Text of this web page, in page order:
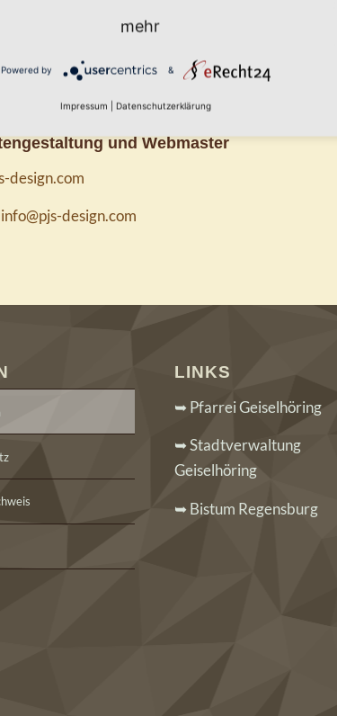
nicht bereit oder verpflichtet, an
teilzunehmen.
und Webmaster
design.com
info@pjs-design.com
LINKS
➥ Pfarrei Geiselhöring
➥ Stadtverwaltung
Geiselhöring
➥ Bistum Regensburg
mehr
Powered by &
Impressum Datenschutzerklärung